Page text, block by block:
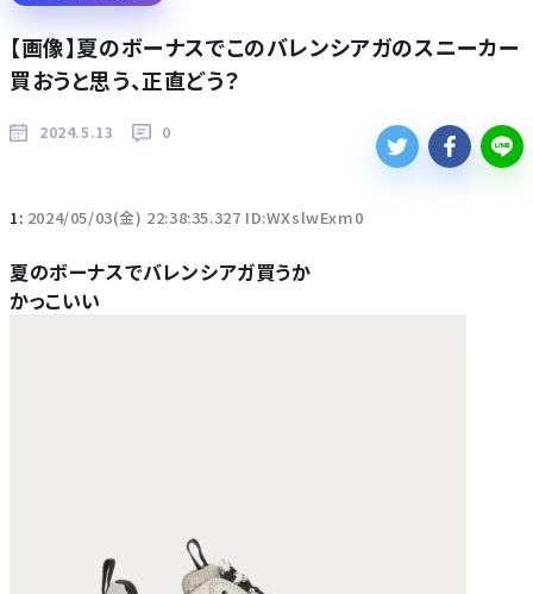
【画像】夏のボーナスでこのバレンシアガのスニーカー
買おうと思う、正直どう？
2024.5.13 0
1: 2024/05/03(金) 22:38:35.327 ID:WXslwExm0
夏のボーナスでバレンシアガ買うか
かっこいい